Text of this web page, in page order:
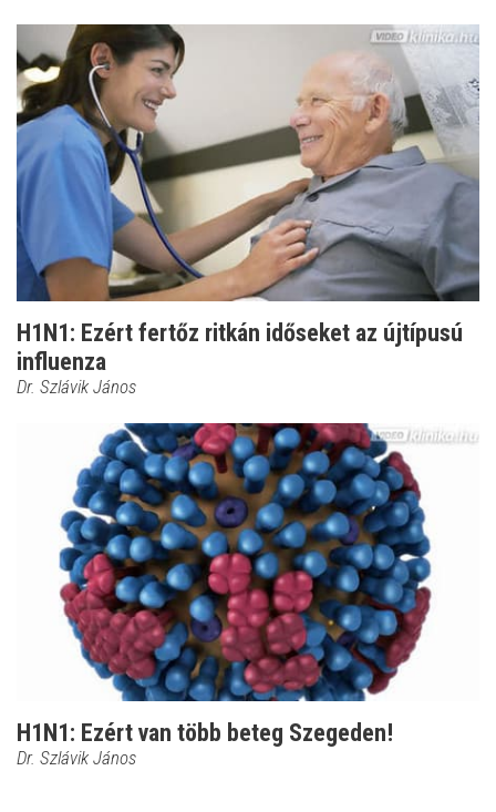
H1N1: Ezért fertőz ritkán időseket az újtípusú
influenza
Dr. Szlávik János
H1N1: Ezért van több beteg Szegeden!
Dr. Szlávik János